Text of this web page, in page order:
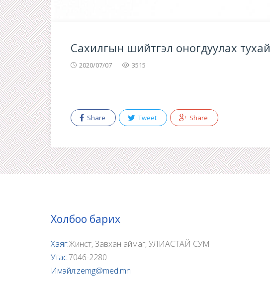
Сахилгын шийтгэл оногдуулах тухай
2020/07/07 3515
Share Tweet Share
Холбоо барих
Хаяг:Жинст, Завхан аймаг, УЛИАСТАЙ СУМ
Утас:7046-2280
Имэйл:zemg@med.mn